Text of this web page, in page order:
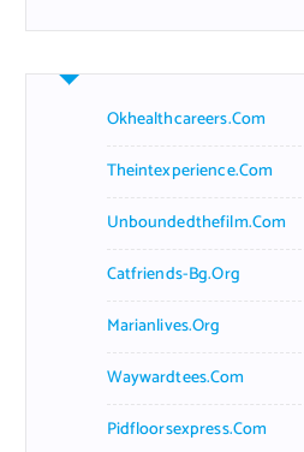
Okhealthcareers.com
Theintexperience.com
Unboundedthefilm.com
Catfriends-Bg.org
Marianlives.org
Waywardtees.com
Pidfloorsexpress.com